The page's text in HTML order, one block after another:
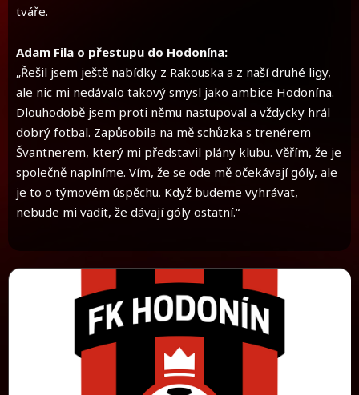
tváře.
Adam Fila o přestupu do Hodonína:
„Řešil jsem ještě nabídky z Rakouska a z naší druhé ligy,
ale nic mi nedávalo takový smysl jako ambice Hodonína.
Dlouhodobě jsem proti němu nastupoval a vždycky hrál
dobrý fotbal. Zapůsobila na mě schůzka s trenérem
Švantnerem, který mi představil plány klubu. Věřím, že je
společně naplníme. Vím, že se ode mě očekávají góly, ale
je to o týmovém úspěchu. Když budeme vyhrávat,
nebude mi vadit, že dávají góly ostatní.“